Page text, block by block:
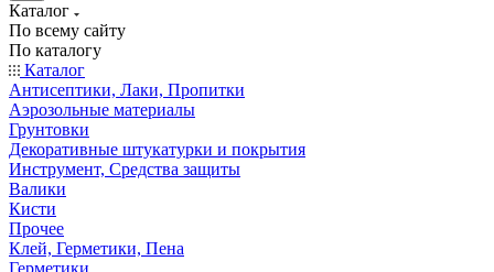
Каталог
По всему сайту
По каталогу
Каталог
Антисептики, Лаки, Пропитки
Аэрозольные материалы
Грунтовки
Декоративные штукатурки и покрытия
Инструмент, Средства защиты
Валики
Кисти
Прочее
Клей, Герметики, Пена
Герметики